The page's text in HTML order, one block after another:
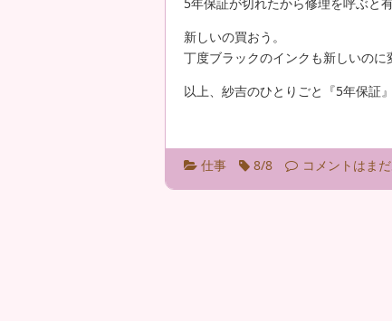
新しいの買おう。
丁度ブラックのインクも新しいのに
以上、紗吉のひとりごと『5年保証』
仕事 8/8 コメントはま